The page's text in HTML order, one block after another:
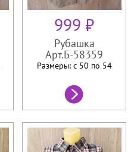
999 ₽
Рубашка
Арт.Б-58359
Размеры: с 50 по 54